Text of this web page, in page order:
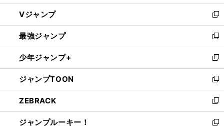
ウ
ィ
ン
ド
ウ
で
開
く
し
い
ウ
ィ
ン
ド
ウ
で
開
く
Vジャンプ
新
し
い
ウ
ィ
ン
ド
ウ
で
開
く
最強ジャンプ
新
し
い
ウ
ィ
ン
ド
ウ
で
少年ジャンプ+
新
し
い
ウ
ィ
ン
ド
ジャンプTOON
新
し
い
ウ
ィ
ZEBRACK
新
し
い
ジャンプルーキー！